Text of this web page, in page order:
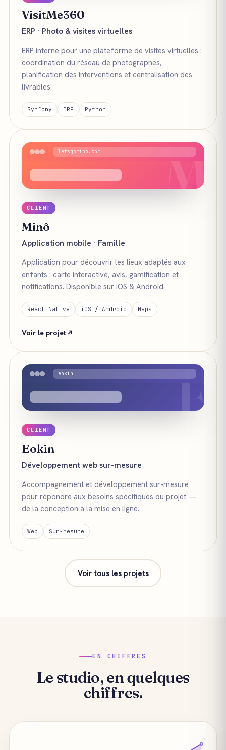
VisitMe360
ERP · Photo & visites virtuelles
ERP interne pour une plateforme de visites virtuelles :
coordination du réseau de photographes,
planification des interventions et centralisation des
livrables.
Symfony ERP Python
letsgomino.com M
CLIENT
Minô
Application mobile · Famille
Application pour découvrir les lieux adaptés aux
enfants : carte interactive, avis, gamification et
notifications. Disponible sur iOS & Android.
React Native iOS / Android Maps
Voir le projet
eokin E
CLIENT
Eokin
Développement web sur-mesure
Accompagnement et développement sur-mesure
pour répondre aux besoins spécifiques du projet —
de la conception à la mise en ligne.
Web Sur-mesure
Voir tous les projets
EN CHIFFRES
Le studio, en quelques
chiffres.